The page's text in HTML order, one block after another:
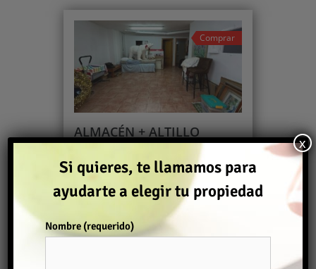
Comprar
ALMACÉN + ALTILLO
Almacén ,Garajes , Locales,Oficinas ,
Parking
Si quieres, te llamamos para
ayudarte a elegir tu propiedad
Nombre (requerido)
x